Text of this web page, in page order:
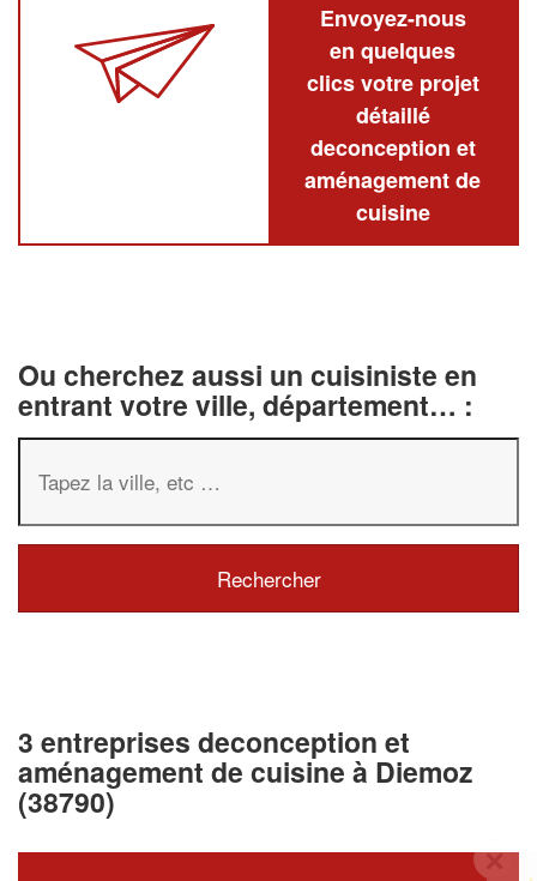
Envoyez-nous
en quelques
clics votre projet
détaillé
deconception et
aménagement de
cuisine
Ou cherchez aussi un cuisiniste en
entrant votre ville, département… :
3 entreprises deconception et
aménagement de cuisine à Diemoz
(38790)
✕